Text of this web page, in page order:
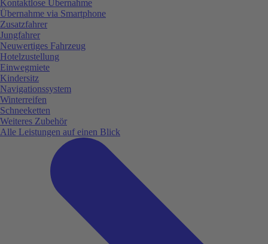
Kontaktlose Übernahme
Übernahme via Smartphone
Zusatzfahrer
Jungfahrer
Neuwertiges Fahrzeug
Hotelzustellung
Einwegmiete
Kindersitz
Navigationssystem
Winterreifen
Schneeketten
Weiteres Zubehör
Alle Leistungen auf einen Blick